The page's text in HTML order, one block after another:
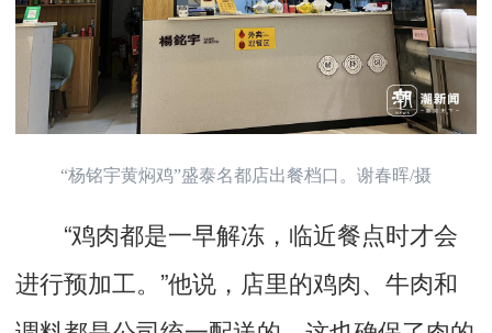
“杨铭宇黄焖鸡”盛泰名都店出餐档口。谢春晖/摄
“鸡肉都是一早解冻，临近餐点时才会
进行预加工。”他说，店里的鸡肉、牛肉和